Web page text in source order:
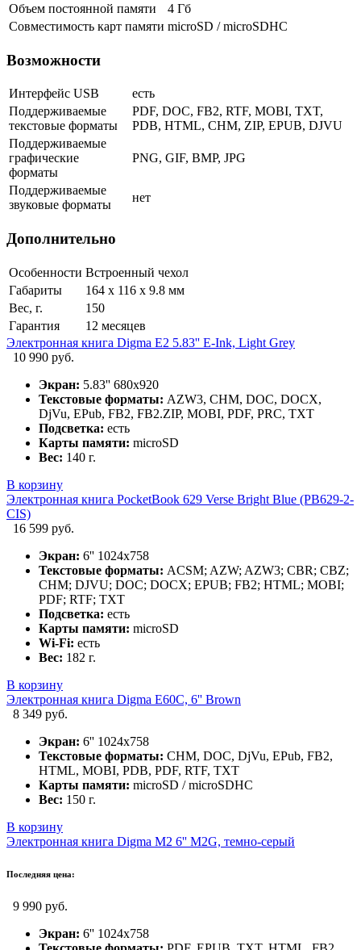
Объем постоянной памяти
4 Гб
Совместимость карт памяти microSD / microSDHC
Возможности
Интерфейс USB
есть
Поддерживаемые
текстовые форматы
PDF, DOC, FB2, RTF, MOBI, TXT,
PDB, HTML, CHM, ZIP, EPUB, DJVU
Поддерживаемые
графические
форматы
PNG, GIF, BMP, JPG
Поддерживаемые
звуковые форматы
нет
Дополнительно
Особенности Встроенный чехол
Габариты
164 x 116 x 9.8 мм
Вес, г.
150
Гарантия
12 месяцев
Электронная книга Digma E2 5.83'' E-Ink, Light Grey
10 990 руб.
Экран: 5.83'' 680x920
Текстовые форматы: AZW3, CHM, DOC, DOCX,
DjVu, EPub, FB2, FB2.ZIP, MOBI, PDF, PRC, TXT
Подсветка: есть
Карты памяти: microSD
Вес: 140 г.
В корзину
Электронная книга PocketBook 629 Verse Bright Blue (PB629-2-
CIS)
16 599 руб.
Экран: 6'' 1024x758
Текстовые форматы: ACSM; AZW; AZW3; CBR; CBZ;
CHM; DJVU; DOC; DOCX; EPUB; FB2; HTML; MOBI;
PDF; RTF; TXT
Подсветка: есть
Карты памяти: microSD
Wi-Fi: есть
Вес: 182 г.
В корзину
Электронная книга Digma E60C, 6'' Brown
8 349 руб.
Экран: 6'' 1024x758
Текстовые форматы: CHM, DOC, DjVu, EPub, FB2,
HTML, MOBI, PDB, PDF, RTF, TXT
Карты памяти: microSD / microSDHC
Вес: 150 г.
В корзину
Электронная книга Digma M2 6'' M2G, темно-серый
Последняя цена:
9 990 руб.
Экран: 6'' 1024x758